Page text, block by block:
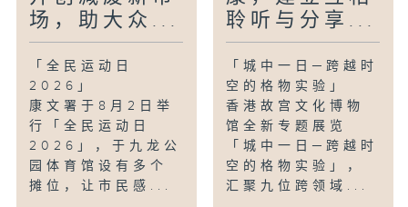
场，助大众...
「全民运动日
2026」
康文署于8月2日举
行「全民运动日
2026」，于九龙公
园体育馆设有多个
摊位，让市民感...
聆听与分享...
「城中一日─跨越时
空的格物实验」
香港故宫文化博物
馆全新专题展览
「城中一日─跨越时
空的格物实验」，
汇聚九位跨领域...